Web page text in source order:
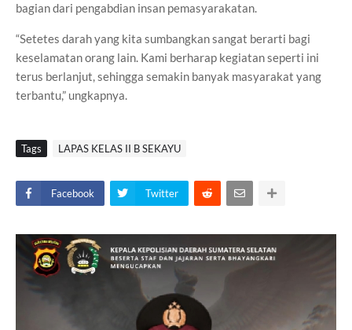
bagian dari pengabdian insan pemasyarakatan.
“Setetes darah yang kita sumbangkan sangat berarti bagi
keselamatan orang lain. Kami berharap kegiatan seperti ini
terus berlanjut, sehingga semakin banyak masyarakat yang
terbantu,” ungkapnya.
Tags LAPAS KELAS II B SEKAYU
Facebook Twitter